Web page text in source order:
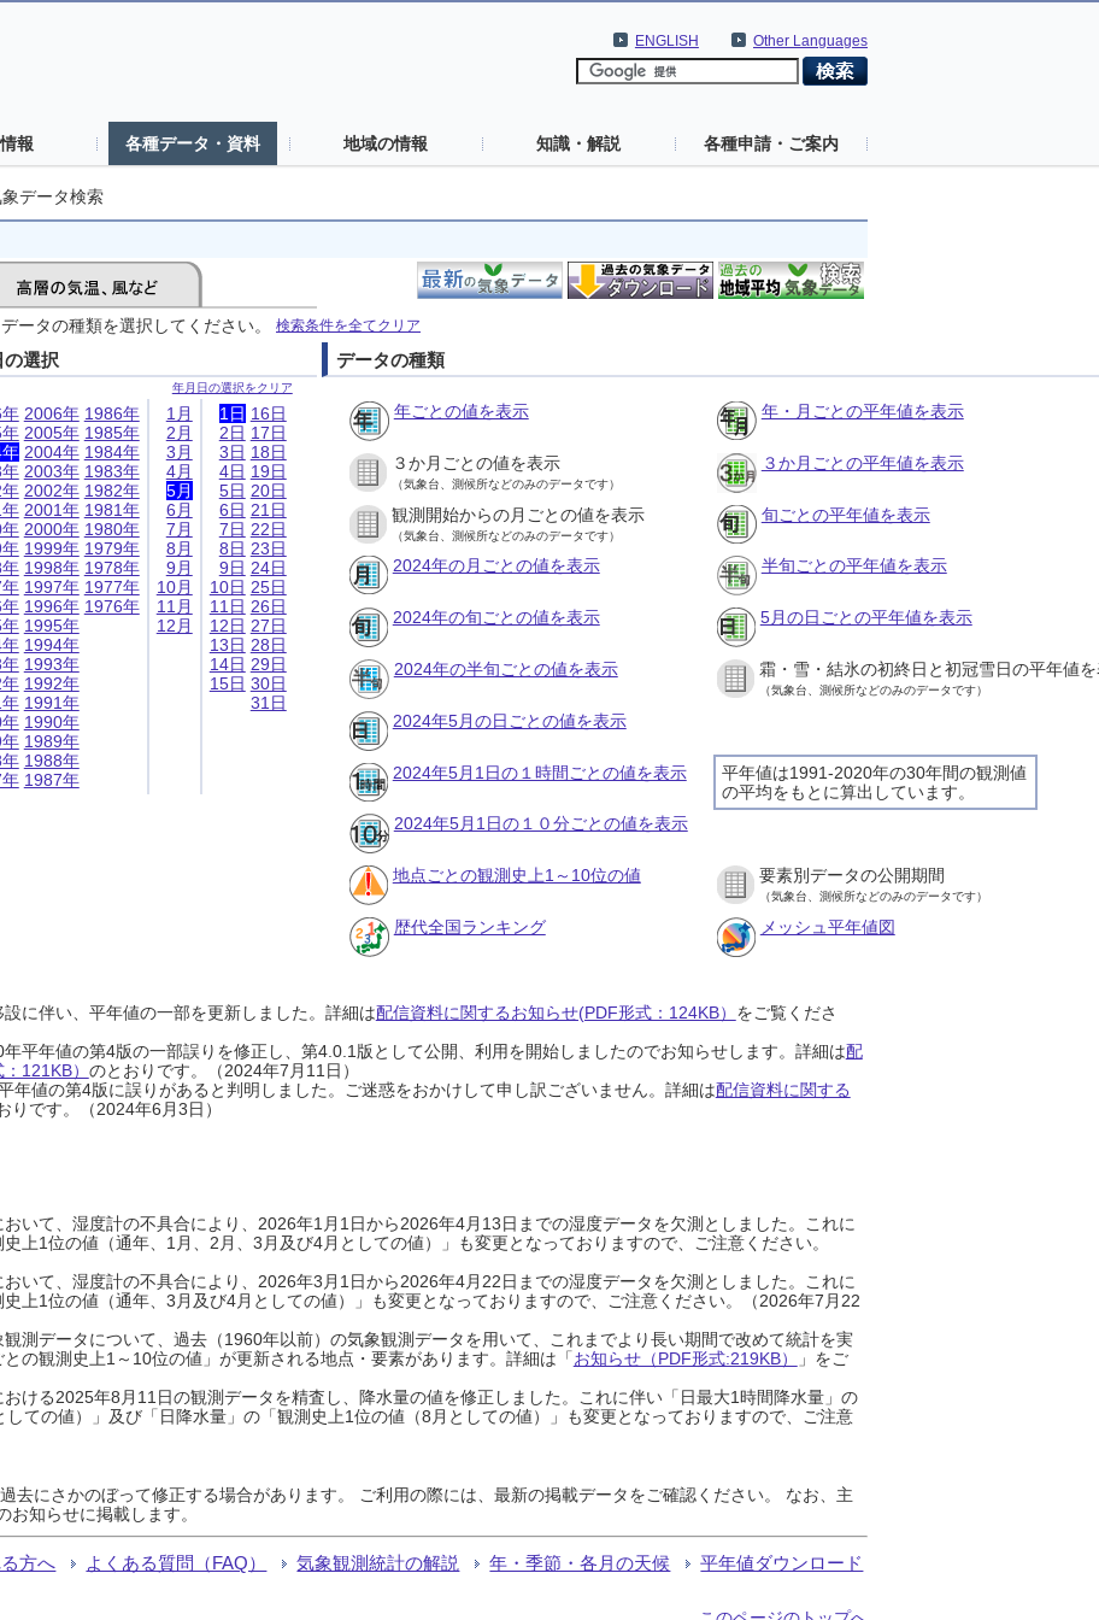
Other Languages
ENGLISH
報 各種データ・資料 地域の情報 知識・解説 各種申請・ご案内
データ検索
ータの種類を選択してください。 検索条件を全てクリア
の選択
年月日の選択をクリア
2006年
2005年
2004年
2003年
2002年
2001年
2000年
1999年
1998年
1997年
1996年
1995年
1994年
1993年
1992年
1991年
1990年
1989年
1988年
1987年
1986年
1985年
1984年
1983年
1982年
1981年
1980年
1979年
1978年
1977年
1976年
1月
2月
3月
4月
5月
6月
7月
8月
9月
10月
11月
12月
1日
2日
3日
4日
5日
6日
7日
8日
9日
10日
11日
12日
13日
14日
15日
16日
17日
18日
19日
20日
21日
22日
23日
24日
25日
26日
27日
28日
29日
30日
31日
データの種類
年ごとの値を表示 年・月ごとの平年値を表示
３か月ごとの値を表示
（気象台、測候所などのみのデータです）
３か月ごとの平年値を表示
観測開始からの月ごとの値を表示
（気象台、測候所などのみのデータです）
旬ごとの平年値を表示
2024年の月ごとの値を表示 半旬ごとの平年値を表示
2024年の旬ごとの値を表示 5月の日ごとの平年値を表示
2024年の半旬ごとの値を表示 霜・雪・結氷の初終日と初冠雪日の平年値
（気象台、測候所などのみのデータです）
2024年5月の日ごとの値を表示
平年値は1991-2020年の30年間の観測値
の平均をもとに算出しています。
2024年5月1日の１時間ごとの値を表示
2024年5月1日の１０分ごとの値を表示
地点ごとの観測史上1～10位の値 要素別データの公開期間
（気象台、測候所などのみのデータです）
歴代全国ランキング メッシュ平年値図
に伴い、平年値の一部を更新しました。詳細は配信資料に関するお知らせ(PDF形式：124KB） をご覧くださ
平年値の第4版の一部誤りを修正し、第4.0.1版として公開、利用を開始しましたのでお知らせします。詳細は配
121KB） のとおりです。（2024年7月11日）
年値の第4版に誤りがあると判明しました。ご迷惑をおかけして申し訳ございません。詳細は配信資料に関する
りです。（2024年6月3日）
いて、湿度計の不具合により、2026年1月1日から2026年4月13日までの湿度データを欠測としました。これに
上1位の値（通年、1月、2月、3月及び4月としての値）」も変更となっておりますので、ご注意ください。
いて、湿度計の不具合により、2026年3月1日から2026年4月22日までの湿度データを欠測としました。これに
上1位の値（通年、3月及び4月としての値）」も変更となっておりますので、ご注意ください。（2026年7月22
測データについて、過去（1960年以前）の気象観測データを用いて、これまでより長い期間で改めて統計を実
の観測史上1～10位の値」が更新される地点・要素があります。詳細は「お知らせ（PDF形式:219KB）
」をご
ける2025年8月11日の観測データを精査し、降水量の値を修正しました。これに伴い「日最大1時間降水量」の
しての値）」及び「日降水量」の「観測史上1位の値（8月としての値）」も変更となっておりますので、ご注意
去にさかのぼって修正する場合があります。 ご利用の際には、最新の掲載データをご確認ください。 なお、主
知らせに掲載します。
方へ よくある質問（FAQ） 気象観測統計の解説 年・季節・各月の天候 平年値ダウンロード